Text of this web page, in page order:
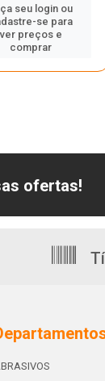
seu login ou
se para
ver preços e
comprar
ofertas!